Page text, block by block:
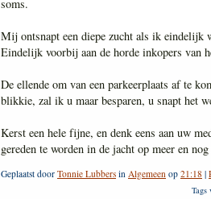
soms.
Mij ontsnapt een diepe zucht als ik eindelijk
Eindelijk voorbij aan de horde inkopers van
De ellende om van een parkeerplaats af te
blikkie, zal ik u maar besparen, u snapt het
Kerst een hele fijne, en denk eens aan uw
gereden te worden in de jacht op meer en nog
Geplaatst door Tonnie Lubbers in Algemeen op 21:18 |
Tags